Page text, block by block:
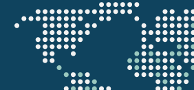
h
ü
t
e
Öffnet
die
Projektkarte